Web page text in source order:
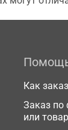
Как
Заказ по
или